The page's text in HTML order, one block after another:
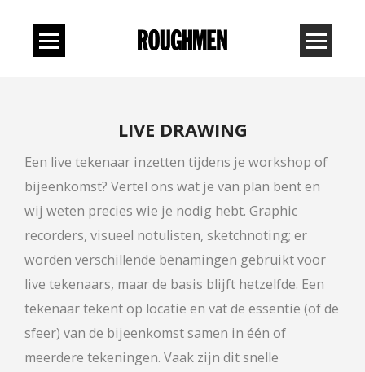
LIVE DRAWING
Een live tekenaar inzetten tijdens je workshop of
bijeenkomst? Vertel ons wat je van plan bent en
wij weten precies wie je nodig hebt. Graphic
recorders, visueel notulisten, sketchnoting; er
worden verschillende benamingen gebruikt voor
live tekenaars, maar de basis blijft hetzelfde. Een
tekenaar tekent op locatie en vat de essentie (of de
sfeer) van de bijeenkomst samen in één of
meerdere tekeningen. Vaak zijn dit snelle